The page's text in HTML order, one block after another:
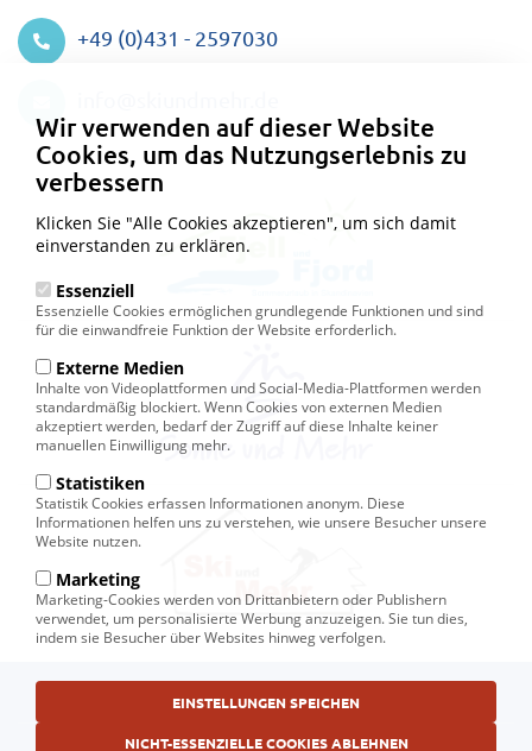
+49 (0)431 - 2597030
Fußbereichsmenü© Ski und Mehr, Ihr Reiseveranstalter in Kiel
AGB
Wir verwenden auf dieser Website
Cookies, um das Nutzungserlebnis zu
verbessern
Klicken Sie "Alle Cookies akzeptieren", um sich damit
einverstanden zu erklären.
Essenziell
Essenzielle Cookies ermöglichen grundlegende Funktionen und sind
für die einwandfreie Funktion der Website erforderlich.
Externe Medien
Inhalte von Videoplattformen und Social-Media-Plattformen werden
standardmäßig blockiert. Wenn Cookies von externen Medien
akzeptiert werden, bedarf der Zugriff auf diese Inhalte keiner
manuellen Einwilligung mehr.
Statistiken
Statistik Cookies erfassen Informationen anonym. Diese
Informationen helfen uns zu verstehen, wie unsere Besucher unsere
Website nutzen.
Marketing
Marketing-Cookies werden von Drittanbietern oder Publishern
verwendet, um personalisierte Werbung anzuzeigen. Sie tun dies,
indem sie Besucher über Websites hinweg verfolgen.
EINSTELLUNGEN SPEICHEN
NICHT-ESSENZIELLE COOKIES ABLEHNEN